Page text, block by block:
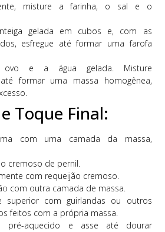
misture a farinha, o sal e o
gelada em cubos e, com as
esfregue até formar uma farofa
ovo e a água gelada. Misture
formar uma massa homogênea,
Toque Final:
com uma camada da massa,
cremoso de pernil.
com requeijão cremoso.
com outra camada de massa.
superior com guirlandas ou outros
feitos com a própria massa.
pré-aquecido e asse até dourar